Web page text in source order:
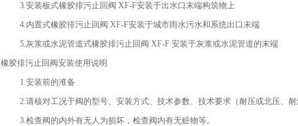
3.安装板式橡胶排污止回阀 XF-F安装于出水口末端构筑物上
4.内置式橡胶排污止回阀 XF-F安装于城市雨水污水和系统出口末端
5.灰浆或水泥管道式橡胶排污止回阀 XF-F 安装于灰浆或水泥管道的末端
橡胶排污止回阀安装使用说明
1.安装前的准备
2.请核对工况于阀的型号、安装方式、技术参数、技术要求（耐压或北压、耐
3.检查阀的内外有无人为损坏，检查阀内有无赃物等。